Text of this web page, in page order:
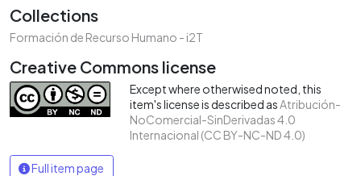
Collections
Formación de Recurso Humano - i2T
Creative Commons license
Except where otherwised noted, this
item's license is described asAtribución-
NoComercial-SinDerivadas 4.0
Internacional (CC BY-NC-ND 4.0)
Full item page